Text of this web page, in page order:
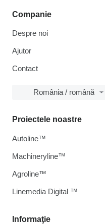
Companie
Despre noi
Ajutor
Contact
România / română
Informaţie
Proiectele noastre
Autoline™
Machineryline™
Agroline™
Linemedia Digital ™